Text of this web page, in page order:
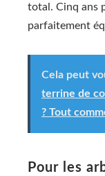
total. Cinq ans
parfaitement
Cela peut
terrine de
? Tout
Pour les